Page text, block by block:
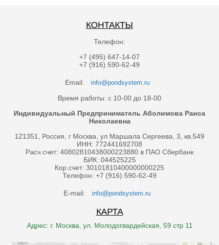
КОНТАКТЫ
Телефон:
+7 (495) 647-14-07
+7 (916) 590-62-49
Email: info@pondsystem.ru
Время работы: с 10-00 до 18-00
Индивидуальный Предприниматель Аболимова Раиса
Николаевна
121351, Россия, г Москва, ул Маршала Сергеева, 3, кв.549
ИНН: 772441692708
Расч.счет: 40802810438000223880 в ПАО Сбербанк
БИК: 044525225
Кор.счет: 30101810400000000225
Телефон: +7 (916) 590-62-49
E-mail: info@pondsystem.ru
КАРТА
Адрес: г. Москва, ул. Молодогвардейская, 59 стр 11